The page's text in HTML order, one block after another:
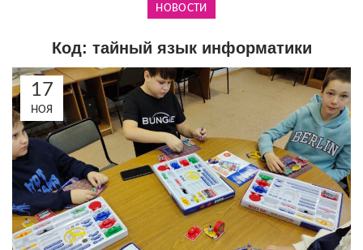
НОВОСТИ
Код: тайный язык информатики
17
НОЯ